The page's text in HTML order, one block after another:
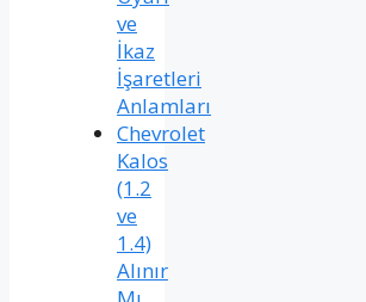
ve
İkaz
İşaretleri
Anlamları
Chevrolet
Kalos
(1.2
ve
1.4)
Alınır